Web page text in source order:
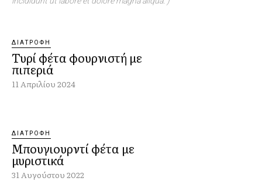
ΔΙΑΤΡΟΦΉ
Τυρί φέτα φουρνιστή με
πιπεριά
11 Απριλίου 2024
ΔΙΑΤΡΟΦΉ
Μπουγιουρντί φέτα με
μυριστικά
31 Αυγούστου 2022